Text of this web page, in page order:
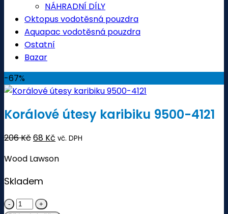
NÁHRADNÍ DÍLY
Oktopus vodotěsná pouzdra
Aquapac vodotěsná pouzdra
Ostatní
Bazar
-67%
Korálové útesy karibiku 9500-4121
206KčPůvodní
byla:
68 Kč Aktuální
je:
vč. DPH
Wood Lawson
Skladem
Korálové